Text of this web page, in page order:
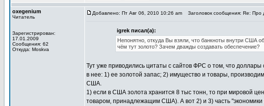
oxegenium
Читатель
Зарегистрирован:
17.01.2009
Сообщения: 62
Откуда: Moskva
Добавлено: Пт Авг 06, 2010 10:26 am Заголовок сообщения: Re: Про
igrek писал(а):
Непонятно, откуда Вы взяли, что банкноты внутри США
чём тут золото? Зачем дважды создавать обеспечение?
Тут уже приводились цитаты с сайтов ФРС о том, что
в нее: 1) ее золотой запас; 2) имущество и товары,
США.
1) если в США золота хранится 8 тыс тонн, то при мировой
товаром, принадлежащим США). А вот 2) и 3) часть